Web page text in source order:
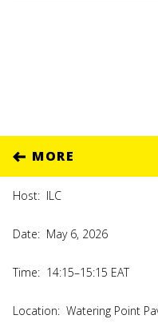
MORE
Host: ILC
Date: May 6, 2026
Time: 14:15–15:15 EAT
Location: Watering Point